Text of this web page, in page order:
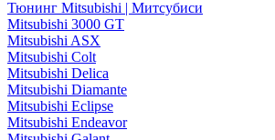
Тюнинг Mitsubishi | Митсубиси
Mitsubishi 3000 GT
Mitsubishi ASX
Mitsubishi Colt
Mitsubishi Delica
Mitsubishi Diamante
Mitsubishi Eclipse
Mitsubishi Endeavor